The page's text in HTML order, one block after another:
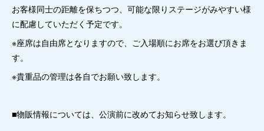
お客様同士の距離を保ちつつ、可能な限りステージがみやすい様
に配慮していただく予定です。
※座席は自由席となりますので、ご入場順にお席をお選び頂きま
す。
※貴重品の管理は各自でお願い致します。
■物販情報については、公演前に改めてお知らせ致します。